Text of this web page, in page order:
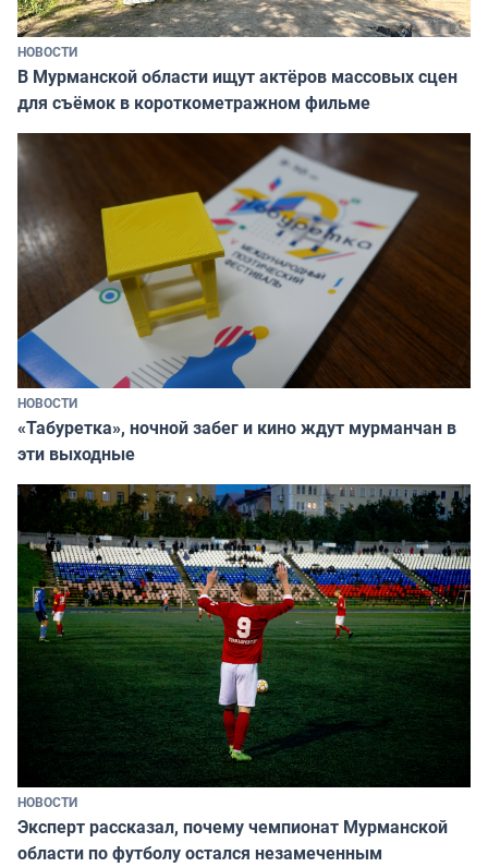
НОВОСТИ
В Мурманской области ищут актёров массовых сцен
для съёмок в короткометражном фильме
НОВОСТИ
«Табуретка», ночной забег и кино ждут мурманчан в
эти выходные
НОВОСТИ
Эксперт рассказал, почему чемпионат Мурманской
области по футболу остался незамеченным